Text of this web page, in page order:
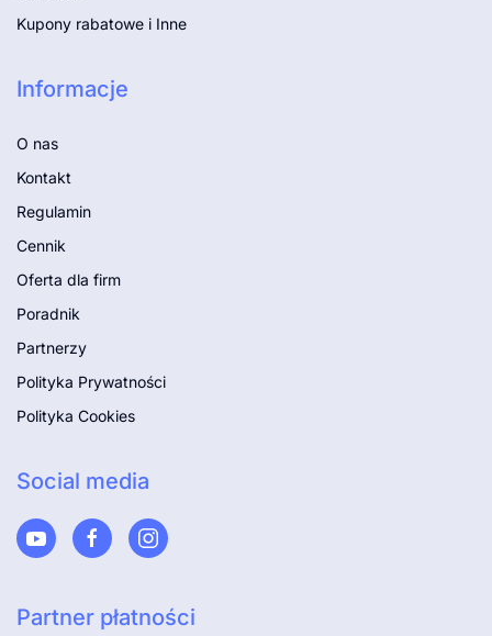
Kupony rabatowe i Inne
Informacje
O nas
Kontakt
Regulamin
Cennik
Oferta dla firm
Poradnik
Partnerzy
Polityka Prywatności
Polityka Cookies
Social media
Partner płatności